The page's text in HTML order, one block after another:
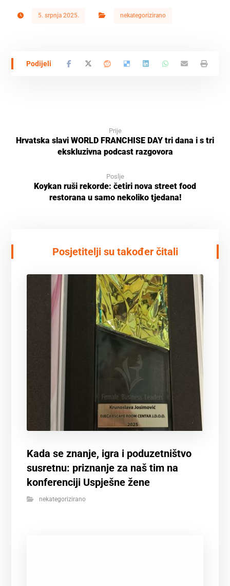
5. srpnja 2025. nekategorizirano
Prije
Hrvatska slavi WORLD FRANCHISE DAY tri dana i s tri
ekskluzivna podcast razgovora
Poslje
Koykan ruši rekorde: četiri nova street food
restorana u samo nekoliko tjedana!
Posjetitelji su također čitali
Kada se znanje, igra i poduzetništvo
susretnu: priznanje za naš tim na
konferenciji Uspješne žene
nekategorizirano